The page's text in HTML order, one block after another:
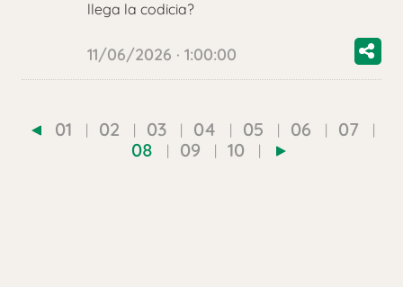
llega la codicia?
11/06/2026 · 1:00:00
01 02 03 04 05 06
07
08
09 10